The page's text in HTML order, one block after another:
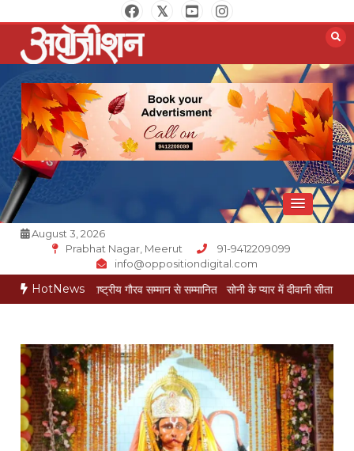
to
content
Opposition Digital
August 3, 2026
Prabhat Nagar, Meerut
91-9412209099
info@oppositiondigital.com
HotNews
राष्ट्रीय गौरव सम्मान से सम्मानित सोनी के प्यार में दीवानी सीता पहुंची मेरठ सोनी के